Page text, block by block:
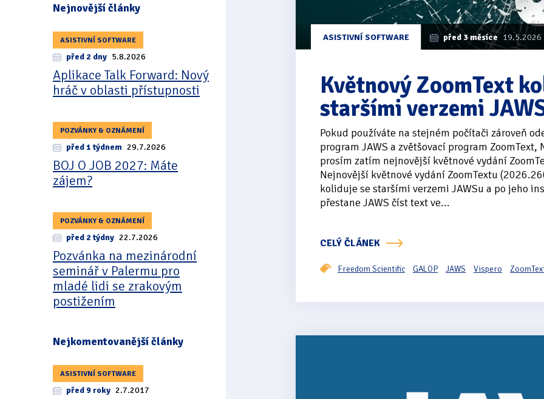
Nejnovější články
ASISTIVNÍ SOFTWARE
před 2 dny 5.8.2026
Aplikace Talk Forward: Nový
hráč v oblasti přístupnosti
POZVÁNKY & OZNÁMENÍ
před 1 týdnem 29.7.2026
BOJ O JOB 2027: Máte
zájem?
POZVÁNKY & OZNÁMENÍ
před 2 týdny 22.7.2026
Pozvánka na mezinárodní
seminář v Palermu pro
mladé lidi se zrakovým
postižením
Nejkomentovanější články
ASISTIVNÍ SOFTWARE
před 9 roky 2.7.2017
ASISTIVNÍ SOFTWARE před 3 měsíce 19.5.2026
Květnový ZoomText
staršími verzemi
Pokud používáte na stejném počítači zároveň
program JAWS a zvětšovací program
prosím zatím nejnovější květnové vydání
Nejnovější květnové vydání ZoomTextu
koliduje se staršími verzemi JAWSu a po jeho
přestane JAWS číst text ve...
CELÝ ČLÁNEK
Freedom Scientific GALOP JAWS Vispero